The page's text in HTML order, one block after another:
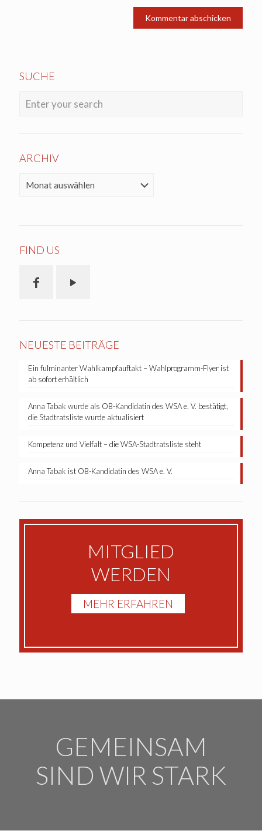
SUCHE
ARCHIV
FIND US
NEUESTE BEITRÄGE
Ein fulminanter Wahlkampfauftakt – Wahlprogramm-Flyer ist
ab sofort erhältlich
Anna Tabak wurde als OB-Kandidatin des WSA e. V. bestätigt,
die Stadtratsliste wurde aktualisiert
Kompetenz und Vielfalt – die WSA-Stadtratsliste steht
Anna Tabak ist OB-Kandidatin des WSA e. V.
MITGLIED
WERDEN
MEHR ERFAHREN
GEMEINSAM
SIND WIR STARK